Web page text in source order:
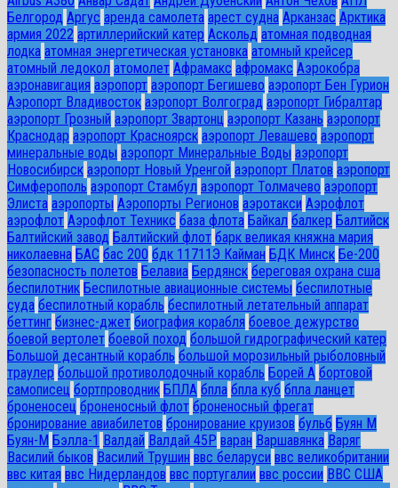
Белгород Аргус аренда самолета арест судна Арканзас Арктика
армия 2022 артиллерийский катер Аскольд атомная подводная
лодка атомная энергетическая установка атомный крейсер
атомный ледокол атомолет Афрамакс афромакс Аэрокобра
аэронавигация аэропорт аэропорт Бегишево аэропорт Бен Гурион
Аэропорт Владивосток аэропорт Волгоград аэропорт Гибралтар
аэропорт Грозный аэропорт Звартонц аэропорт Казань аэропорт
Краснодар аэропорт Красноярск аэропорт Левашево аэропорт
минеральные воды аэропорт Минеральные Воды аэропорт
Новосибирск аэропорт Новый Уренгой аэропорт Платов аэропорт
Симферополь аэропорт Стамбул аэропорт Толмачево аэропорт
Элиста аэропорты Аэропорты Регионов аэротакси Аэрофлот
аэрофлот Аэрофлот Техникс база флота Байкал балкер Балтийск
Балтийский завод Балтийский флот барк великая княжна мария
николаевна БАС бас 200 бдк 11711Э Кайман БДК Минск Бе-200
безопасность полетов Белавиа Бердянск береговая охрана сша
беспилотник Беспилотные авиационные системы беспилотные
суда беспилотный корабль беспилотный летательный аппарат
беттинг бизнес-джет биография корабля боевое дежурство
боевой вертолет боевой поход большой гидрографический катер
Большой десантный корабль большой морозильный рыболовный
траулер большой противолодочный корабль Борей А бортовой
самописец бортпроводник БПЛА бпла бпла куб бпла ланцет
броненосец броненосный флот броненосный фрегат
бронирование авиабилетов бронирование круизов бульб Буян М
Буян-М Бэлла-1 Валдай Валдай 45Р варан Варшавянка Варяг
Василий быков Василий Трушин ввс беларуси ввс великобритании
ввс китая ввс Нидерландов ввс португалии ввс россии ВВС США